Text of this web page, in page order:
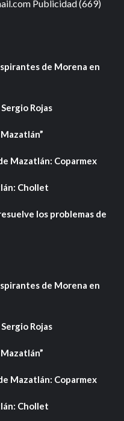
Publicidad (669)
de Morena en
Rojas
Mazatlán: Coparmex
Chollet
los problemas de
de Morena en
Rojas
Mazatlán: Coparmex
Chollet